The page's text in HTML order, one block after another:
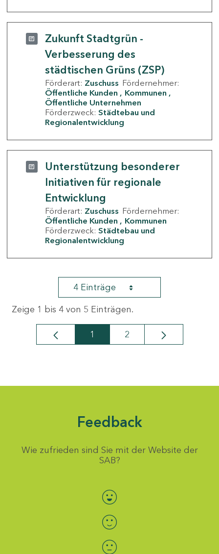
Zukunft Stadtgrün -
Verbesserung des
städtischen Grüns (ZSP)
Förderart: Zuschuss Fördernehmer:
Öffentliche Kunden
Kommunen
Öffentliche Unternehmen
Förderzweck: Städtebau und
Regionalentwicklung
Unterstützung besonderer
Initiativen für regionale
Entwicklung
Förderart: Zuschuss Fördernehmer:
Öffentliche Kunden
Kommunen
Förderzweck: Städtebau und
Regionalentwicklung
4 Einträge
Zeige 1 bis 4 von 5 Einträgen.
Seite
1 Seite
2
Feedback
Wie zufrieden sind Sie mit der Website der
SAB?
Bewertung auswählen